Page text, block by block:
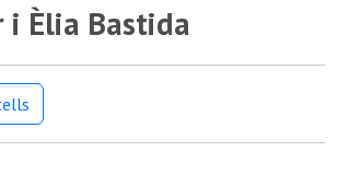
i Èlia Bastida